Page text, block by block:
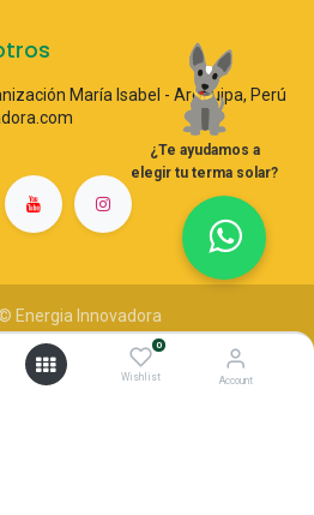
0
Wishlist Account
María Isabel - Arequipa, Perú
Energia Innovadora
- El #1Comercio electrónico de código
abierto
¿Te ayudamos a
elegir tu terma solar?